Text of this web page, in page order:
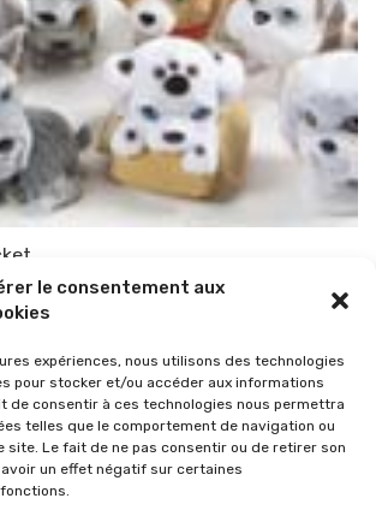
le consentement aux
expériences, nous utilisons des technologies
pour stocker et/ou accéder aux informations
de consentir à ces technologies nous permettra
telles que le comportement de navigation ou
site. Le fait de ne pas consentir ou de retirer son
un effet négatif sur certaines
12 avril 2007